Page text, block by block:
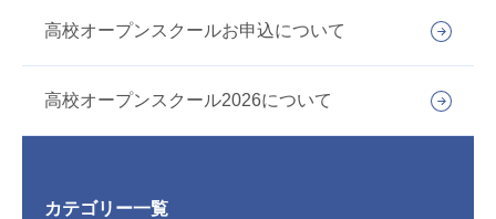
高校オープンスクールお申込について
高校オープンスクール2026について
カテゴリー一覧